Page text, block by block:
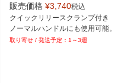
Plot型番：P051-6089
販売価格 ¥3,740税込
クイックリリースクランプ付き
ノーマルハンドルにも使用可能。
1～3週